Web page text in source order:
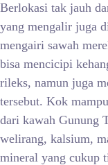
Berlokasi tak jauh
yang mengalir juga
mengairi sawah
bisa mencicipi
rileks, namun juga
tersebut. Kok
dari kawah Gunung
welirang, kalsium,
mineral yang cukup